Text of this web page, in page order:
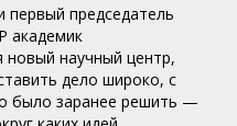
первый председатель
академик
новый научный центр,
дело широко, с
было заранее решить —